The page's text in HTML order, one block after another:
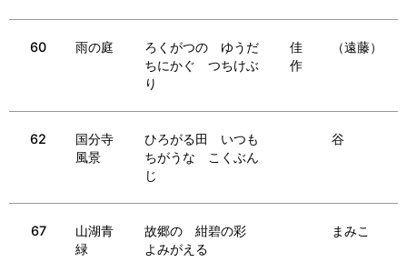
60 雨の庭
ろくがつの ゆうだ
ちにかぐ つちけぶ
り
佳
作
（遠藤）
62
国分寺
風景
ひろがる田 いつも
ちがうな こくぶん
じ
谷
67
山湖青
緑
故郷の 紺碧の彩
よみがえる
まみこ